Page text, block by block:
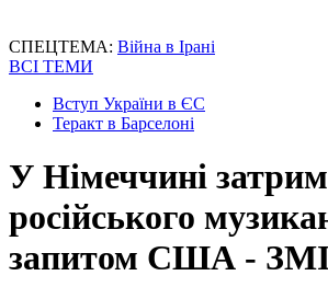
СПЕЦТЕМА: Війна в Ірані
ВСІ ТЕМИ
Вступ України в ЄС
Теракт в Барселоні
У Німеччині
російського
запитом США -